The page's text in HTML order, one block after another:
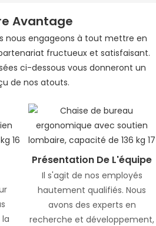
Avantage
nous engageons à tout mettre en
fructueux et satisfaisant.
ci-dessous vous donneront un
de nos atouts.
Présentation De L'équipe
Il s'agit de nos employés
hautement qualifiés. Nous
avons des experts en
recherche et développement,